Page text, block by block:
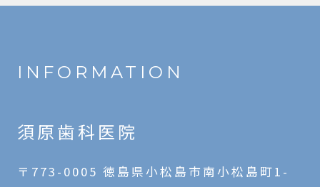
INFORMATION
須原歯科医院
〒773-0005 徳島県小松島市南小松島町1-